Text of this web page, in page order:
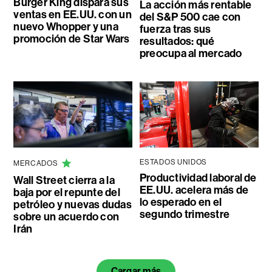
ventas en EE.UU. con un
nuevo Whopper y una
promoción de Star Wars
La acción más rentable
del S&P 500 cae con
fuerza tras sus
resultados: qué
preocupa al mercado
MERCADOS
Wall Street cierra a la
baja por el repunte del
petróleo y nuevas dudas
sobre un acuerdo con
Irán
ESTADOS UNIDOS
Productividad laboral de
EE.UU. acelera más de
lo esperado en el
segundo trimestre